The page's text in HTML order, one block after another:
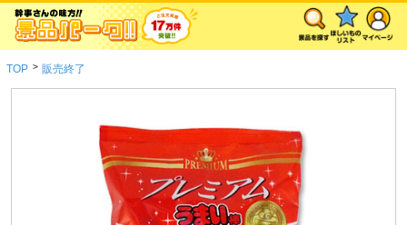
TOP > 販売終了